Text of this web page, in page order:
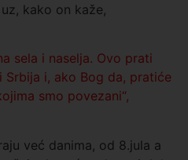
kako on kaže,
sela i naselja. Ovo prati
i, ako Bog da, pratiće
smo povezani“,
već danima, od 8.jula a